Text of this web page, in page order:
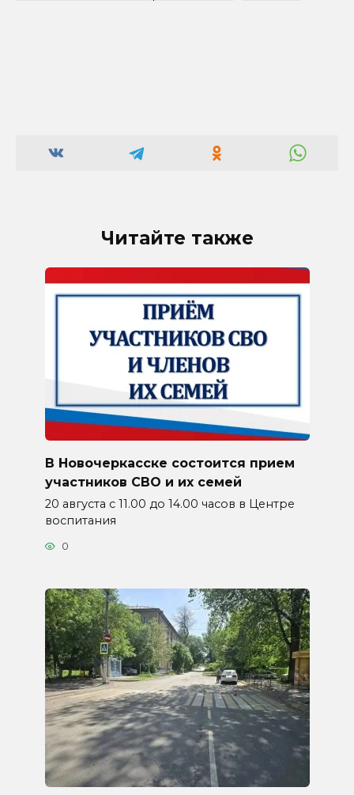
Читайте также
В Новочеркасске состоится прием
участников СВО и их семей
20 августа с 11.00 до 14.00 часов в Центре
воспитания
0